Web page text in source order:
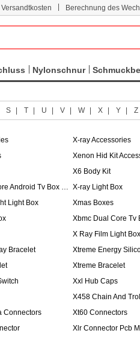
Versandtkosten Berechnung des
Nylonschnur
S T U V W X Y Z
X-ray Accessories
Xenon Hid Kit
X6 Body Kit
Xbmc Hd Quad Core Android Tv Box Dvb-t X-ray Light Box
Light Box Xmas Boxes
Xbmc Dual Core Tv
X Ray Film Light Box
Bracelet Xtreme Energy
Xtreme Bracelet
Xxl Hub Caps
X458 Chain And
Connectors Xt60 Connectors
Xlr Connector Pcb